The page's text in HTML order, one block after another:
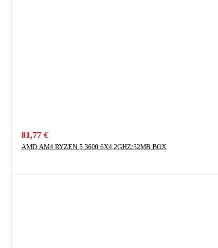
81,77 €
AMD AM4 RYZEN 5 3600 6X4.2GHZ/32MB BOX